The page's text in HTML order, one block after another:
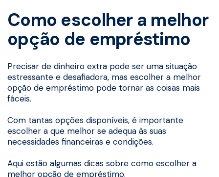
Como escolher a melhor
opção de empréstimo
Precisar de dinheiro extra pode ser uma situação
estressante e desafiadora, mas escolher a melhor
opção de empréstimo pode tornar as coisas mais
fáceis.
Com tantas opções disponíveis, é importante
escolher a que melhor se adequa às suas
necessidades financeiras e condições.
Aqui estão algumas dicas sobre como escolher a
melhor opção de empréstimo.